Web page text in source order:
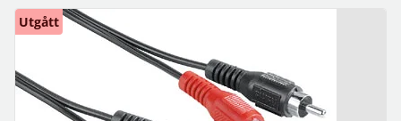
Utgått